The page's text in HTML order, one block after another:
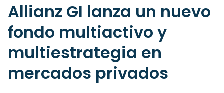
Allianz GI lanza un nuevo
fondo multiactivo y
multiestrategia en
mercados privados